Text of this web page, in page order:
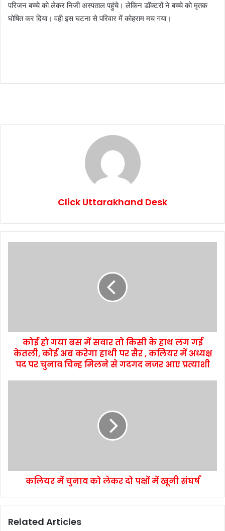
परिजन बच्चे को लेकर निजी अस्पताल पहुंचे। लेकिन डॉक्टरों ने बच्चे को मृतक
घोषित कर दिया। वही इस घटना से परिवार में कोहराम मच गया।
Click Uttarakhand Desk
कोई हो गया बस में सवार तो किसी के हाथ लग गई
केतली, कोई अब करेगा हाथी पर सैर , कलियर में अध्यक्ष
पद पर चुनाव चिन्ह मिलने से गदगद नजर आए प्रत्याशी
कलियर में चुनाव को लेकर दो पक्षों में खूनी संघर्ष
Related Articles